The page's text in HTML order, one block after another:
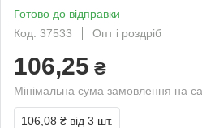
Готово до відправки
Код: 37533
Опт і роздріб
106,25 ₴
Мінімальна сума замовлення на
106,08 ₴ від 3 шт.